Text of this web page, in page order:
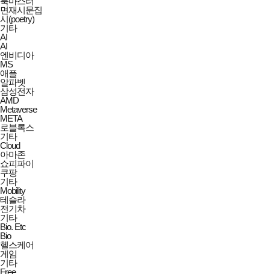
면재시문집
시(poetry)
기타
AI
AI
엔비디아
MS
애플
알파벳
삼성전자
AMD
Metaverse
META
로블록스
기타
Cloud
아마존
쇼피파이
쿠팡
기타
Mobility
테슬라
전기차
기타
Bio. Etc
Bio
헬스케어
게임
기타
Free